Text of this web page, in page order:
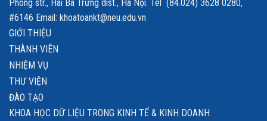
Phóng str., Hai Bà Trưng dist., Hà Nội. Tel (84.024) 3628 0280,
#6146 Email: khoatoankt@neu.edu.vn
GIỚI THIỆU
THÀNH VIÊN
NHIỆM VỤ
THƯ VIỆN
ĐÀO TẠO
KHOA HỌC DỮ LIỆU TRONG KINH TẾ & KINH DOANH